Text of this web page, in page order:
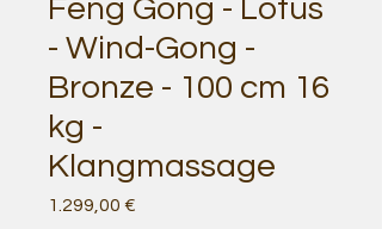
Feng Gong - Lotus
- Wind-Gong -
Bronze - 100 cm 16
kg -
Klangmassage
1.299,00 €